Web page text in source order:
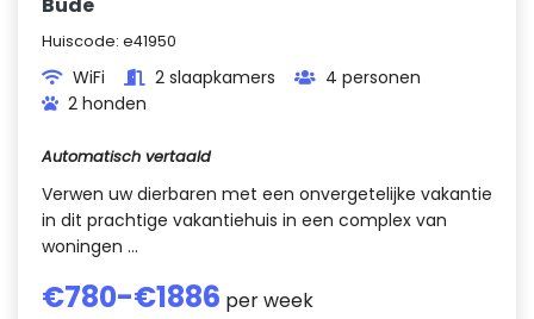
Huiscode: e41950
WiFi 2 slaapkamers
4 personen
2 honden
Automatisch vertaald
Verwen uw dierbaren met een onvergetelijke vakantie
in dit prachtige vakantiehuis in een complex van
woningen ...
€780-€1886 per week